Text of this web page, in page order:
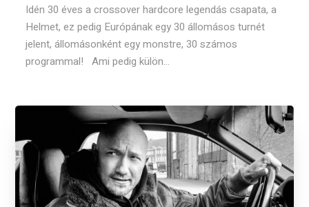
Idén 30 éves a crossover hardcore legendás csapata, a
Helmet, ez pedig Európának egy 30 állomásos turnét
jelent, állomásonként egy monstre, 30 számos
programmal! Ami pedig külön...